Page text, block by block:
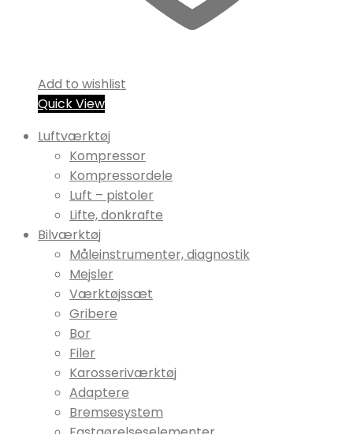
Add to wishlist
Quick View
Luftværktøj
Kompressor
Kompressordele
Luft – pistoler
Lifte, donkrafte
Bilværktøj
Måleinstrumenter, diagnostik
Mejsler
Værktøjssæt
Gribere
Bor
Filer
Karosseriværktøj
Adaptere
Bremsesystem